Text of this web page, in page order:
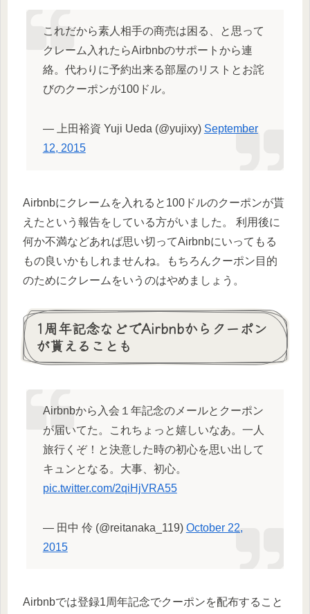
これだから素人相手の商売は困る、と思って
クレーム入れたらAirbnbのサポートから連
絡。代わりに予約出来る部屋のリストとお詫
びのクーポンが100ドル。
— 上田裕資 Yuji Ueda (@yujixy) September
12, 2015
Airbnbにクレームを入れると100ドルのクーポンが貰
えたという報告をしている方がいました。 利用後に
何か不満などあれば思い切ってAirbnbにいってもる
もの良いかもしれませんね。もちろんクーポン目的
のためにクレームをいうのはやめましょう。
1周年記念などでAirbnbからクーポン
が貰えることも
Airbnbから入会１年記念のメールとクーポン
が届いてた。これちょっと嬉しいなあ。一人
旅行くぞ！と決意した時の初心を思い出して
キュンとなる。大事、初心。
pic.twitter.com/2qiHjVRA55
— 田中 伶 (@reitanaka_119) October 22,
2015
Airbnbでは登録1周年記念でクーポンを配布すること